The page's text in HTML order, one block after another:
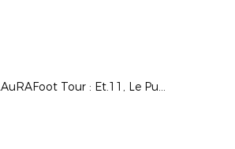
LAuRAFoot Tour : Et.11, Le Puy en Velay (Hte-Loire)